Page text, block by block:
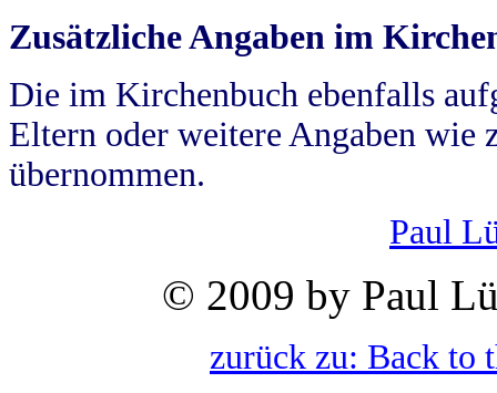
Zusätzliche Angaben im
Die im Kirchenbuch ebenfalls
Eltern oder weitere Angaben wie
übernommen.
Paul
© 2009 by Paul
zurück zu: Back to